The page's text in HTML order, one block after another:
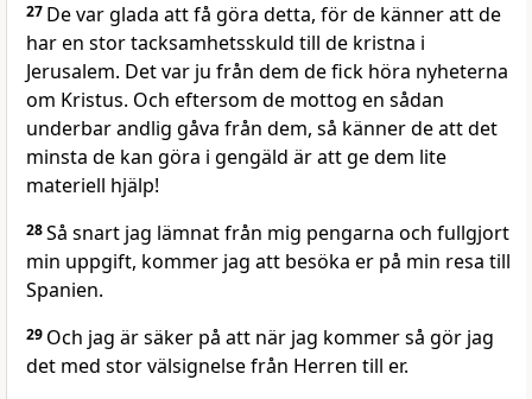
27 De var glada att få göra detta, för de känner att de
har en stor tacksamhetsskuld till de kristna i
Jerusalem. Det var ju från dem de fick höra nyheterna
om Kristus. Och eftersom de mottog en sådan
underbar andlig gåva från dem, så känner de att det
minsta de kan göra i gengäld är att ge dem lite
materiell hjälp!
28Så snart jag lämnat från mig pengarna och fullgjort
min uppgift, kommer jag att besöka er på min resa till
Spanien.
29 Och jag är säker på att när jag kommer så gör jag
det med stor välsignelse från Herren till er.